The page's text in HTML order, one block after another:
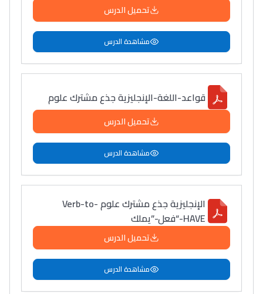
تحميل الدرس
مشاهدة الدرس
قواعد-اللغة-الإنجليزية جذع مشترك علوم
تحميل الدرس
مشاهدة الدرس
الإنجليزية جذع مشترك علوم Verb-to-
HAVE-“فعل-”يملك
تحميل الدرس
مشاهدة الدرس